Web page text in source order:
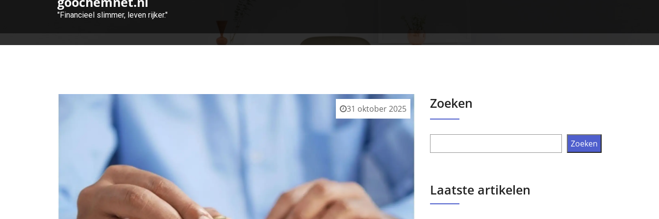
"Financieel slimmer, leven rijker."
31 oktober 2025 Zoeken
Zoeken
Laatste artikelen